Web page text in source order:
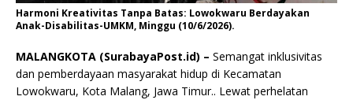
Harmoni Kreativitas Tanpa Batas: Lowokwaru Berdayakan
Anak-Disabilitas-UMKM, Minggu (10/6/2026).
MALANGKOTA (SurabayaPost.id) – Semangat inklusivitas
dan pemberdayaan masyarakat hidup di Kecamatan
Lowokwaru, Kota Malang, Jawa Timur.. Lewat perhelatan